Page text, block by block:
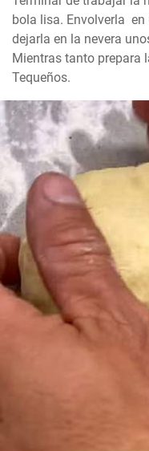
bola lisa. Envolverla
dejarla en la nevera
Mientras tanto prepara
Tequeños.